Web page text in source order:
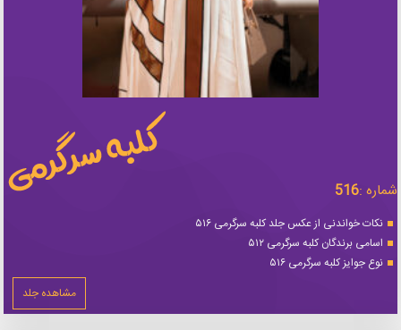
شماره :516
نکات خواندنی از عکس جلد کلبه سرگرمی ۵۱۶
اسامی برندگان کلبه سرگرمی ۵۱۲
نوع جوایز کلبه سرگرمی ۵۱۶
مشاهده جلد